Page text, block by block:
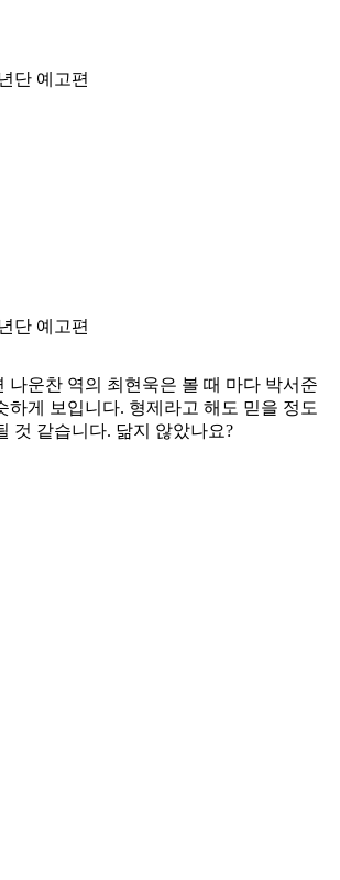
단 예고편
단 예고편
나운찬 역의 최현욱은 볼 때 마다 박서준
하게 보입니다. 형제라고 해도 믿을 정도
것 같습니다. 닮지 않았나요?